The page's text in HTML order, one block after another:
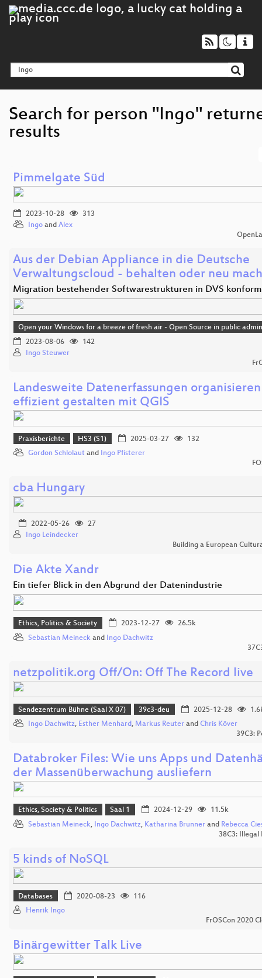
Search for person "Ingo"
results
Pimmelgate Süd
2023-10-28
313
Ingo and Alex
Aus der Debian Appliance in die Deutsche
Verwaltungscloud - behalten oder neu
Migration bestehender Softwarestrukturen in DVS
Open your Windows for a breeze of fresh air - Open Source in public
2023-08-06
142
Ingo Steuwer
Landesweite Datenerfassungen
effizient gestalten mit QGIS
Praxisberichte HS3 (S1) 2025-03-27
132
Gordon Schlolaut and Ingo Pfisterer
cba Hungary
2022-05-26
27
Ingo Leindecker
Building a European
Die Akte Xandr
Ein tiefer Blick in den Abgrund der Datenindustrie
Ethics, Politics & Society 2023-12-27
26.5k
Sebastian Meineck and
Ingo Dachwitz
netzpolitik.org Off/On: Off The Record live
Sendezentrum Bühne (Saal X 07) 39c3-deu 2025-12-28
Ingo Dachwitz, Esther Menhard, Markus Reuter and Chris Köver
39C3:
Databroker Files: Wie uns Apps und
der Massenüberwachung ausliefern
Ethics, Society & Politics Saal 1 2024-12-29
11.5k
Sebastian Meineck, Ingo Dachwitz, Katharina Brunner and Rebecca
38C3: Illegal
5 kinds of NoSQL
Databases 2020-08-23
116
Henrik Ingo
FrOSCon 2020
Binärgewitter Talk Live